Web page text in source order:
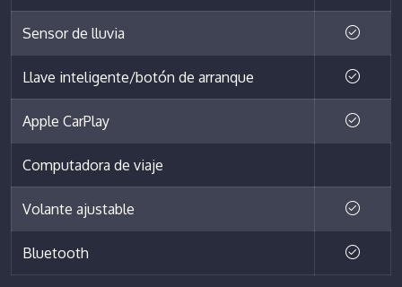
Sensor de lluvia
Llave inteligente/botón de arranque
Apple CarPlay
Computadora de viaje
Volante ajustable
Bluetooth